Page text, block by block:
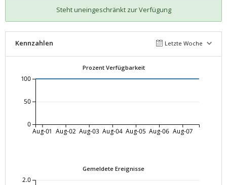
Steht uneingeschränkt zur Verfügung
Kennzahlen Letzte Woche
Prozent Verfügbarkeit
Aug-01 Aug-02 Aug-03 Aug-04 Aug-05 Aug-06 Aug-07
0
50
100
Gemeldete Ereignisse
2.0